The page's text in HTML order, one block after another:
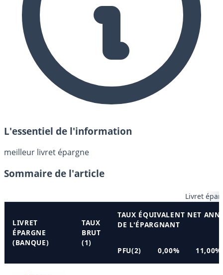
L'essentiel de l'information
meilleur livret épargne
Sommaire de l'article
Livret
LIVRET
ÉPARGNE
(BANQUE)
TAUX
BRUT
(1)
TAUX ÉQUIVALENT NET
DE L'ÉPARGNANT
PFU(2) 0,00% 11,00%